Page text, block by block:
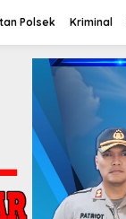
Polsek Kriminal